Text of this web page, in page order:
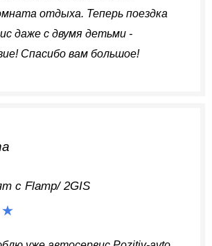
отдыха. Теперь поездка
даже с двумя детьми -
Спасибо вам большое!
с Flamp/ 2GIS